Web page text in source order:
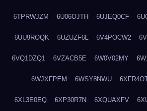
6TPRWJZM 6U06OJTH 6UJEQ0CF
6UU9ROQK 6UZUZF6L 6V4POCW2
6VQ1DZQ1 6VZACB5E 6W0V02MY
6WJXFPEM 6WSY8NWU
6XL3E0EQ 6XP30R7N 6XQUAXFV